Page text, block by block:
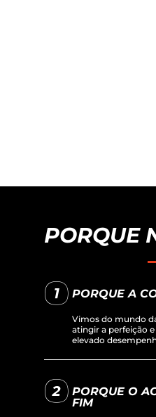
PORQUE
PORQUE A
Vimos do mundo
atingir a perfeição
elevado
PORQUE O
FIM